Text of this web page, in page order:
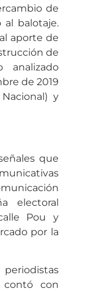
de
al balotaje.
aporte de
de
analizado
de 2019
y
que
electoral
Pou y
por la
contó con